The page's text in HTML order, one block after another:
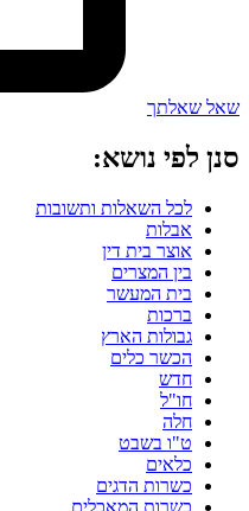
שאל שאלתך
סנן לפי נושא:
לכל השאלות ותשובות
אבלות
אוצר בית דין
בין המצרים
בית המעשר
ברכות
גבולות הארץ
הכשר כלים
חדש
חו"ל
חלה
ט"ו בשבט
כלאים
כשרות הדגים
כשרות המאכלים